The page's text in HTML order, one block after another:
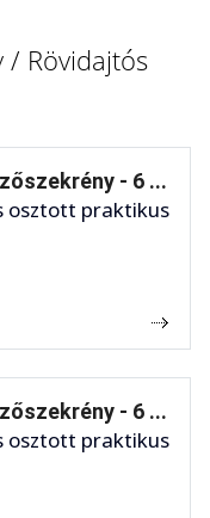
/ Rövidajtós
- 6 ...
osztott praktikus
- 6 ...
osztott praktikus